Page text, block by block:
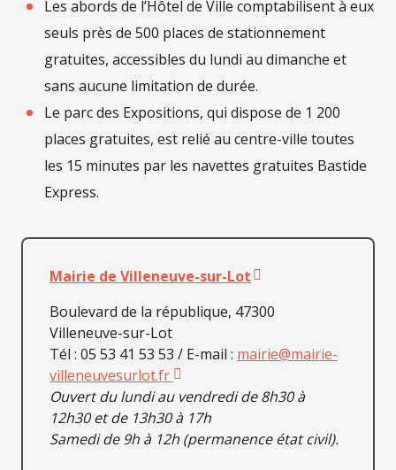
Les abords de l’Hôtel de Ville comptabilisent à eux
seuls près de 500 places de stationnement
gratuites, accessibles du lundi au dimanche et
sans aucune limitation de durée.
Le parc des Expositions, qui dispose de 1 200
places gratuites, est relié au centre-ville toutes
les 15 minutes par les navettes gratuites Bastide
Express.
Mairie de Villeneuve-sur-Lot
Boulevard de la république, 47300
Villeneuve-sur-Lot
Tél : 05 53 41 53 53 / E-mail : mairie@mairie-
villeneuvesurlot.fr
Ouvert du lundi au vendredi de 8h30 à
12h30 et de 13h30 à 17h
Samedi de 9h à 12h (permanence état civil).